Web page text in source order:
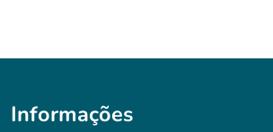
Informações